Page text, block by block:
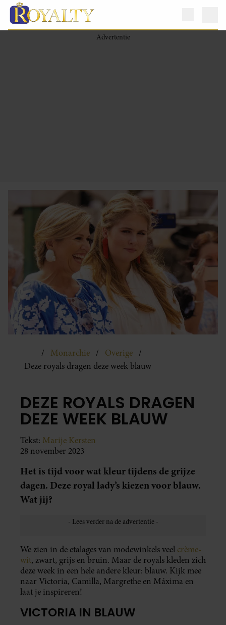
Monarchie
Overige
Deze royals dragen deze week blauw
DEZE ROYALS DRAGEN
DEZE WEEK BLAUW
Tekst: Marije Kersten
28 november 2023
Het is tijd voor wat kleur tijdens de grijze
dagen. Deze royal lady’s kiezen voor blauw.
Wat jij?
We zien in de etalages van modewinkels veel crème-
wit, zwart, grijs en bruin. Maar de royals kleden zich
deze week in een hele andere kleur: blauw. Kijk mee
naar Victoria, Camilla, Margrethe en Máxima en
laat je inspireren!
VICTORIA IN BLAUW